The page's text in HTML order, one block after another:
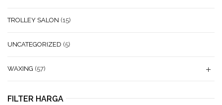
TROLLEY SALON (15)
UNCATEGORIZED (5)
WAXING (57)
FILTER HARGA